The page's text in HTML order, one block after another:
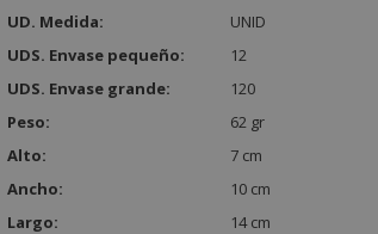
UD. Medida:
UNID
UDS. Envase pequeño:
12
UDS. Envase grande:
120
Peso:
62 gr
Alto:
7 cm
Ancho:
10 cm
Largo:
14 cm